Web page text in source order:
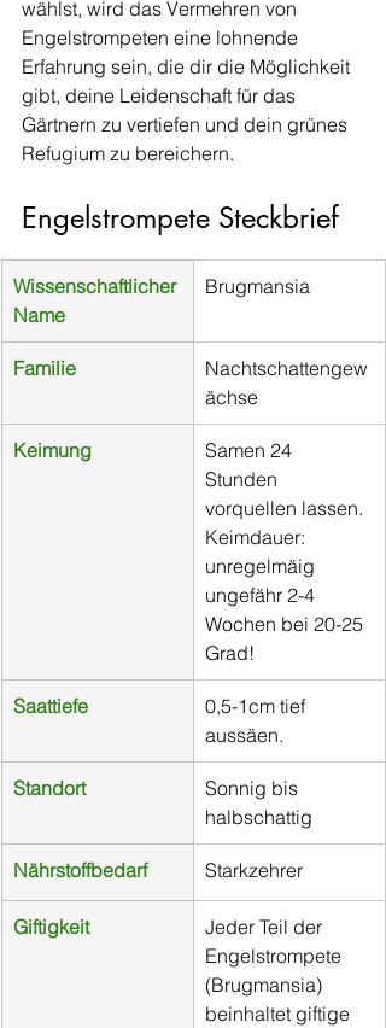
wählst, wird das Vermehren von
Engelstrompeten eine lohnende
Erfahrung sein, die dir die Möglichkeit
gibt, deine Leidenschaft für das
Gärtnern zu vertiefen und dein grünes
Refugium zu bereichern.
Engelstrompete Steckbrief
Wissenschaftlicher
Name
Brugmansia
​Familie
Nachtschattengew
ächse
Keimung
Samen 24
Stunden
vorquellen lassen.
Keimdauer:
unregelmäig
ungefähr 2-4
Wochen bei 20-25
Grad!
Saattiefe
0,5-1cm tief
aussäen.
Standort
Sonnig bis
halbschattig
Nährstoffbedarf Starkzehrer
Giftigkeit
Jeder Teil der
Engelstrompete
(Brugmansia)
beinhaltet giftige